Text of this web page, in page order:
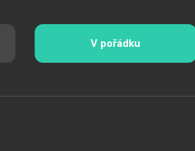
ladný pohyb,
ukazuje divákům
apod.
Máte
Nebo se jen
V pořádku